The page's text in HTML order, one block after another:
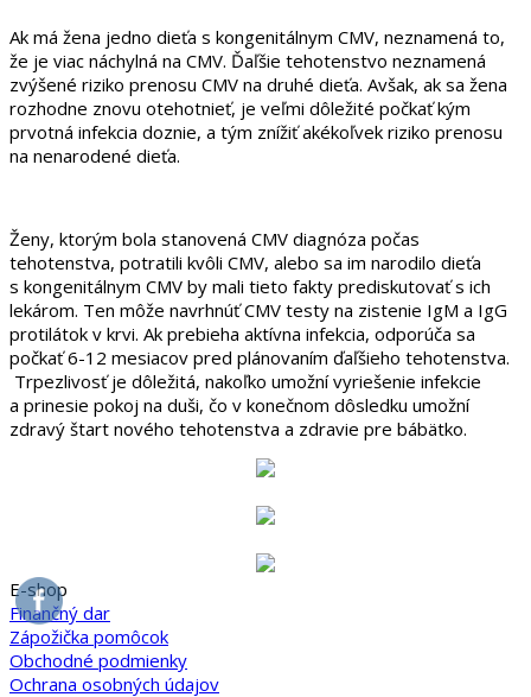
Ak má žena jedno dieťa s kongenitálnym CMV, neznamená to,
že je viac náchylná na CMV. Ďaľšie tehotenstvo neznamená
zvýšené riziko prenosu CMV na druhé dieťa. Avšak, ak sa žena
rozhodne znovu otehotnieť, je veľmi dôležité počkať kým
prvotná infekcia doznie, a tým znížiť akékoľvek riziko prenosu
na nenarodené dieťa.
Ženy, ktorým bola stanovená CMV diagnóza počas
tehotenstva, potratili kvôli CMV, alebo sa im narodilo dieťa
s kongenitálnym CMV by mali tieto fakty prediskutovať s ich
lekárom. Ten môže navrhnúť CMV testy na zistenie IgM a IgG
protilátok v krvi. Ak prebieha aktívna infekcia, odporúča sa
počkať 6-12 mesiacov pred plánovaním ďaľšieho tehotenstva.
Trpezlivosť je dôležitá, nakoľko umožní vyriešenie infekcie
a prinesie pokoj na duši, čo v konečnom dôsledku umožní
zdravý štart nového tehotenstva a zdravie pre bábätko.
E-shop
Finančný dar
Zápožička pomôcok
Obchodné podmienky
Ochrana osobných údajov